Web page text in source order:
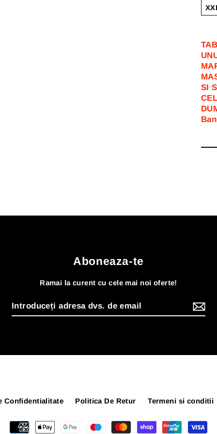
SI
Aboneaza-te
Ramai la curent cu cele mai noi oferte!
Confidentialitate Politica De Retur Termeni si conditii